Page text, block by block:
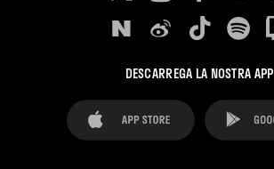
DESCARREGA LA NOSTRA APP